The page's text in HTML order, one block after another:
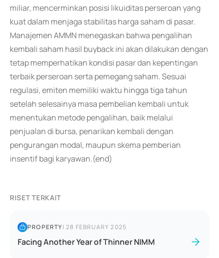
miliar, mencerminkan posisi likuiditas perseroan yang
kuat dalam menjaga stabilitas harga saham di pasar.
Manajemen AMMN menegaskan bahwa pengalihan
kembali saham hasil buyback ini akan dilakukan dengan
tetap memperhatikan kondisi pasar dan kepentingan
terbaik perseroan serta pemegang saham. Sesuai
regulasi, emiten memiliki waktu hingga tiga tahun
setelah selesainya masa pembelian kembali untuk
menentukan metode pengalihan, baik melalui
penjualan di bursa, penarikan kembali dengan
pengurangan modal, maupun skema pemberian
insentif bagi karyawan.(end)
RISET TERKAIT
PROPERTY|28 FEBRUARY 2025
Facing Another Year of Thinner NIMM